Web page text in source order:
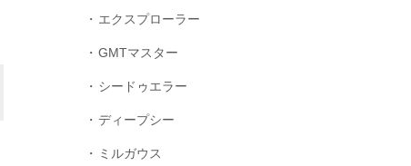
エクスプローラー
GMTマスター
シードゥエラー
ディープシー
ミルガウス